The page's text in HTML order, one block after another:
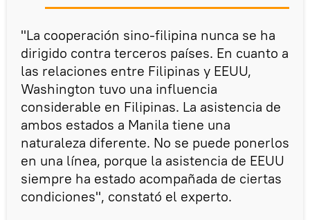
"La cooperación sino-filipina nunca se ha
dirigido contra terceros países. En cuanto a
las relaciones entre Filipinas y EEUU,
Washington tuvo una influencia
considerable en Filipinas. La asistencia de
ambos estados a Manila tiene una
naturaleza diferente. No se puede ponerlos
en una línea, porque la asistencia de EEUU
siempre ha estado acompañada de ciertas
condiciones", constató el experto.